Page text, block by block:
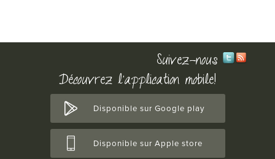
Suivez-nous
Découvrez l'application mobile!
Disponible sur Google play
Disponible sur Apple store